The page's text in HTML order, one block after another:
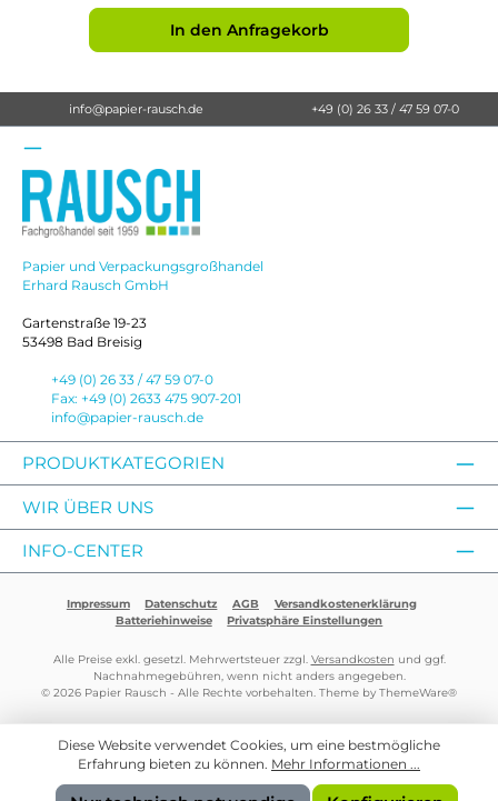
In den Anfragekorb
info@papier-rausch.de +49 (0) 26 33 / 47 59 07-0
Papier und Verpackungsgroßhandel
Erhard Rausch GmbH
Gartenstraße 19-23
53498 Bad Breisig
+49 (0) 26 33 / 47 59 07-0
Fax: +49 (0) 2633 475 907-201
info@papier-rausch.de
PRODUKTKATEGORIEN
WIR ÜBER UNS
INFO-CENTER
Impressum Datenschutz AGB
Versandkostenerklärung
Batteriehinweise
Privatsphäre Einstellungen
Alle Preise exkl. gesetzl. Mehrwertsteuer zzgl. Versandkosten und ggf.
Nachnahmegebühren, wenn nicht anders angegeben.
© 2026 Papier Rausch - Alle Rechte vorbehalten. Theme by ThemeWare®
Diese Website verwendet Cookies, um eine bestmögliche
Erfahrung bieten zu können. Mehr Informationen ...